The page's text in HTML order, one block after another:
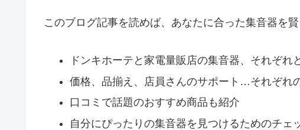
このブログ記事を読めば、あなたに合った集音器を
ドンキホーテと家電量販店の集音器、それぞれ
価格、品揃え、店員さんのサポート…それぞれ
口コミで話題のおすすめ商品も紹介
自分にぴったりの集音器を見つけるためのチェ